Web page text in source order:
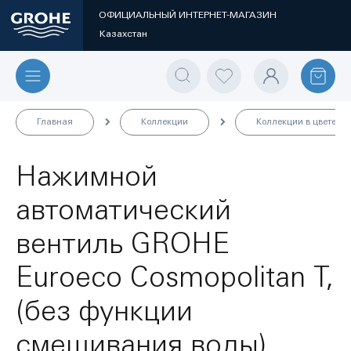
ОФИЦИАЛЬНЫЙ ИНТЕРНЕТ-МАГАЗИН
Казахстан
Главная Коллекции Коллекции в цвете
Нажимной
автоматический
вентиль GROHE
Euroeco Cosmopolitan T,
(без функции
смешивания воды),